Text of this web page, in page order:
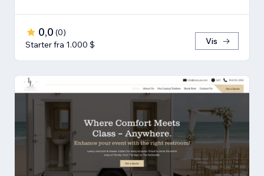
0,0 (0)
Starter fra 1.000 $
Vis